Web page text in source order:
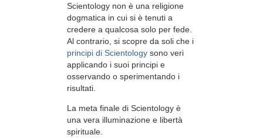
Scientology non è una religione
dogmatica in cui si è tenuti a
credere a qualcosa solo per fede.
Al contrario, si scopre da soli che i
principi di Scientology sono veri
applicando i suoi principi e
osservando o sperimentando i
risultati.
La meta finale di Scientology è
una vera illuminazione e libertà
spirituale.